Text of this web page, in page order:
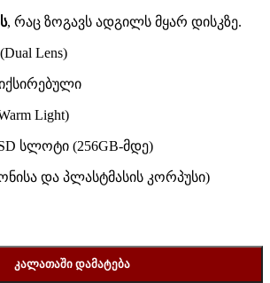
, რაც ზოგავს ადგილს მყარ დისკზე.
Lens)
Light)
სლოტი (256GB-მდე)
და პლასტმასის კორპუსი)
ᲙᲐᲚᲐᲗᲐᲨᲘ ᲓᲐᲛᲐᲢᲔᲑᲐ